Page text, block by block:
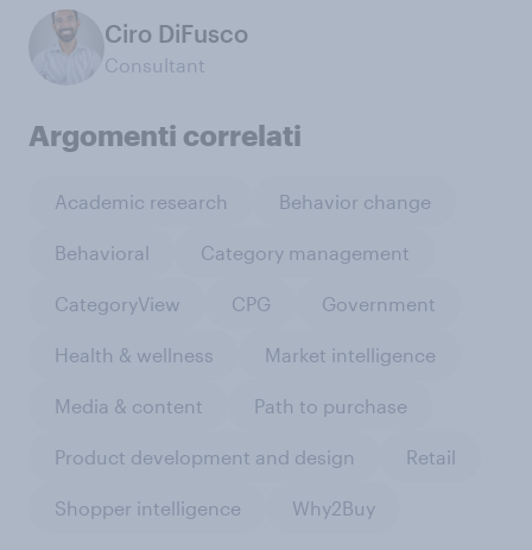
Ciro DiFusco
Consultant
Argomenti correlati
Academic research Behavior change
Behavioral Category management
CategoryView CPG Government
Health & wellness Market intelligence
Media & content Path to purchase
Product development and design Retail
Shopper intelligence Why2Buy